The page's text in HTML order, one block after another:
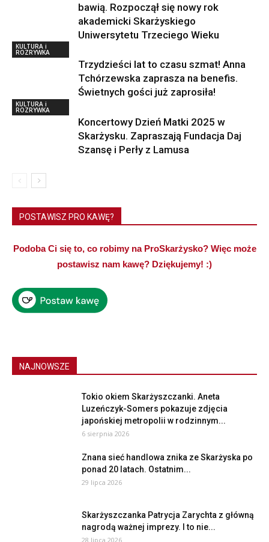
bawią. Rozpoczął się nowy rok
akademicki Skarżyskiego
Uniwersytetu Trzeciego Wieku
KULTURA i
ROZRYWKA
Trzydzieści lat to czasu szmat! Anna
Tchórzewska zaprasza na benefis.
Świetnych gości już zaprosiła!
KULTURA i
ROZRYWKA
Koncertowy Dzień Matki 2025 w
Skarżysku. Zapraszają Fundacja Daj
Szansę i Perły z Lamusa
POSTAWISZ PRO KAWĘ?
Podoba Ci się to, co robimy na ProSkarżysko? Więc może
postawisz nam kawę? Dziękujemy! :)
NAJNOWSZE
Tokio okiem Skarżyszczanki. Aneta
Luzeńczyk-Somers pokazuje zdjęcia
japońskiej metropolii w rodzinnym...
6 sierpnia 2026
Znana sieć handlowa znika ze Skarżyska po
ponad 20 latach. Ostatnim...
29 lipca 2026
Skarżyszczanka Patrycja Zarychta z główną
nagrodą ważnej imprezy. I to nie...
28 lipca 2026